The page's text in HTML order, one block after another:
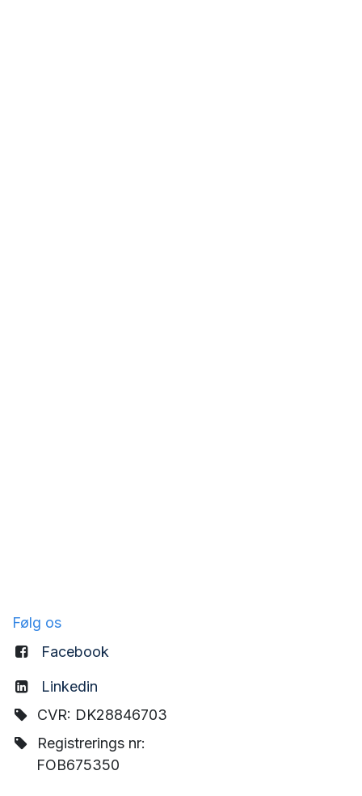
Følg os
Facebook
Linkedin
CVR: DK28846703
Registrerings nr:
FOB675350